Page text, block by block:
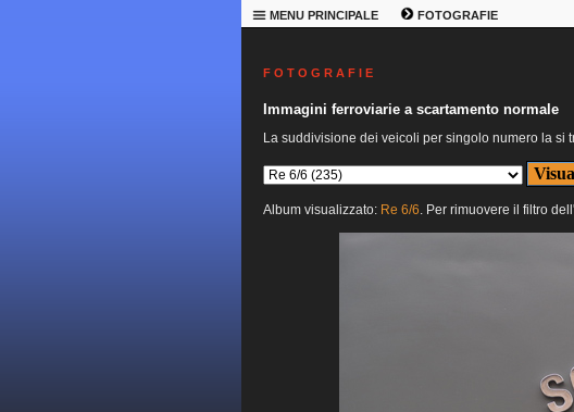
MENU PRINCIPALE FOTOGRAFIE
F O T O G R A F I E
Immagini ferroviarie a scartamento normale
La suddivisione dei veicoli per singolo numero la si
Album visualizzato: Re 6/6. Per rimuovere il filtro